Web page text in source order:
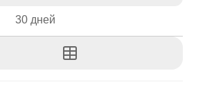
30 дней